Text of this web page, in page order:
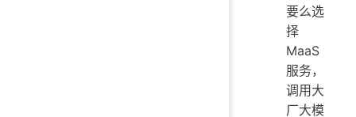
要么选
择
MaaS
服务，
调用大
厂大模